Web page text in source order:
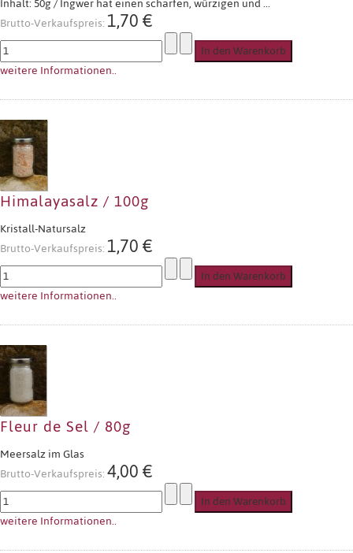
Brutto-Verkaufspreis:1,70 €
weitere Informationen..
Himalayasalz / 100g
Kristall-Natursalz
Brutto-Verkaufspreis:1,70 €
weitere Informationen..
Fleur de Sel / 80g
Meersalz im Glas
Brutto-Verkaufspreis:4,00 €
weitere Informationen..